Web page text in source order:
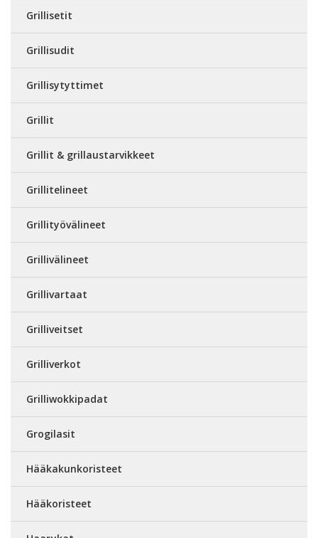
Grillisetit
Grillisudit
Grillisytyttimet
Grillit
Grillit & grillaustarvikkeet
Grillitelineet
Grillityövälineet
Grillivälineet
Grillivartaat
Grilliveitset
Grilliverkot
Grilliwokkipadat
Grogilasit
Hääkakunkoristeet
Hääkoristeet